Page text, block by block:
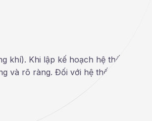
khí). Khi lập kế hoạch hệ thống công
và rõ ràng. Đối với hệ thống thông gió